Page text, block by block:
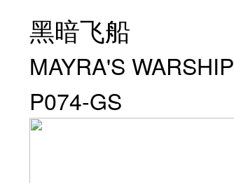
黑暗飞船
MAYRA'S WARSHIP
P074-GS